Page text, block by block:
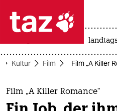
 taz zahl
taz zahl ich
themen
Kultur Film Film „A Killer
Film „A Killer Romance“